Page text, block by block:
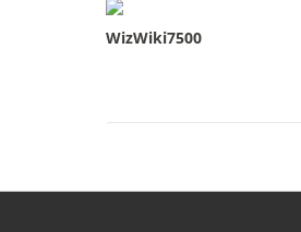
WizWiki7500